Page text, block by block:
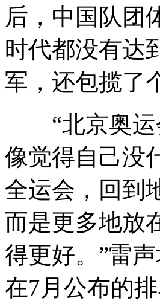
后，中国队团
时代都没有达
军，还包揽了
“北京奥运
像觉得自己没
全运会，回到
而是更多地放
得更好。”雷
在7月公布的